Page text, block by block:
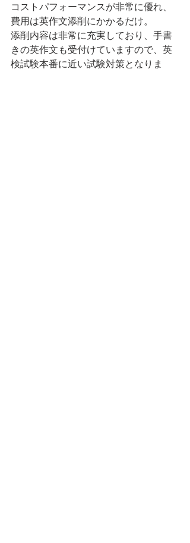
コストパフォーマンスが非常に優れ、
費用は英作文添削にかかるだけ。
添削内容は非常に充実しており、手書
きの英作文も受付けていますので、英
検試験本番に近い試験対策となりま